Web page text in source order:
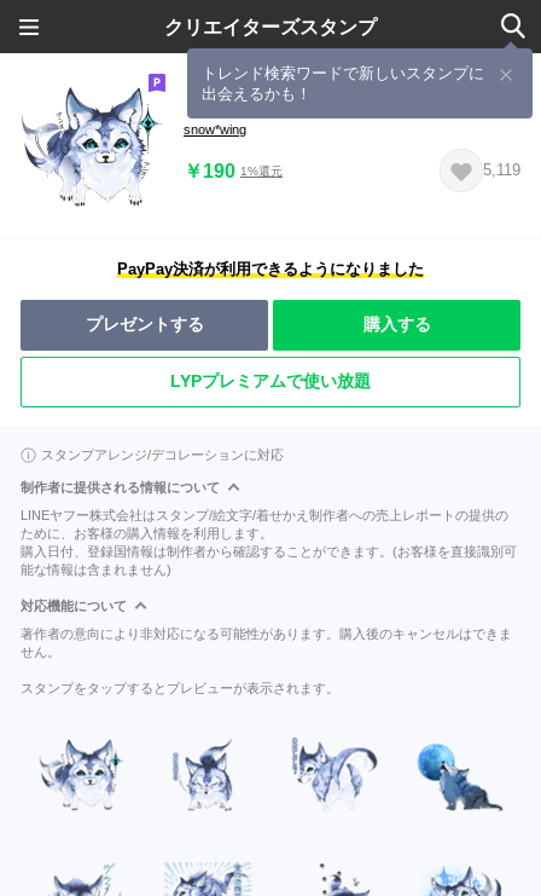
クリエイターズスタンプ
トレンド検索ワードで新しいスタンプに
出会えるかも！
まるっこおおかみ
snow*wing
￥190 1%還元 5,119
PayPay決済が利用できるようになりました
プレゼントする 購入する
LYPプレミアムで使い放題
スタンプアレンジ/デコレーションに対応
制作者に提供される情報について
LINEヤフー株式会社はスタンプ/絵文字/着せかえ制作者への売上レポートの提供の
ために、お客様の購入情報を利用します。
購入日付、登録国情報は制作者から確認することができます。(お客様を直接識別可
能な情報は含まれません)
対応機能について
著作者の意向により非対応になる可能性があります。購入後のキャンセルはできま
せん。
スタンプをタップするとプレビューが表示されます。